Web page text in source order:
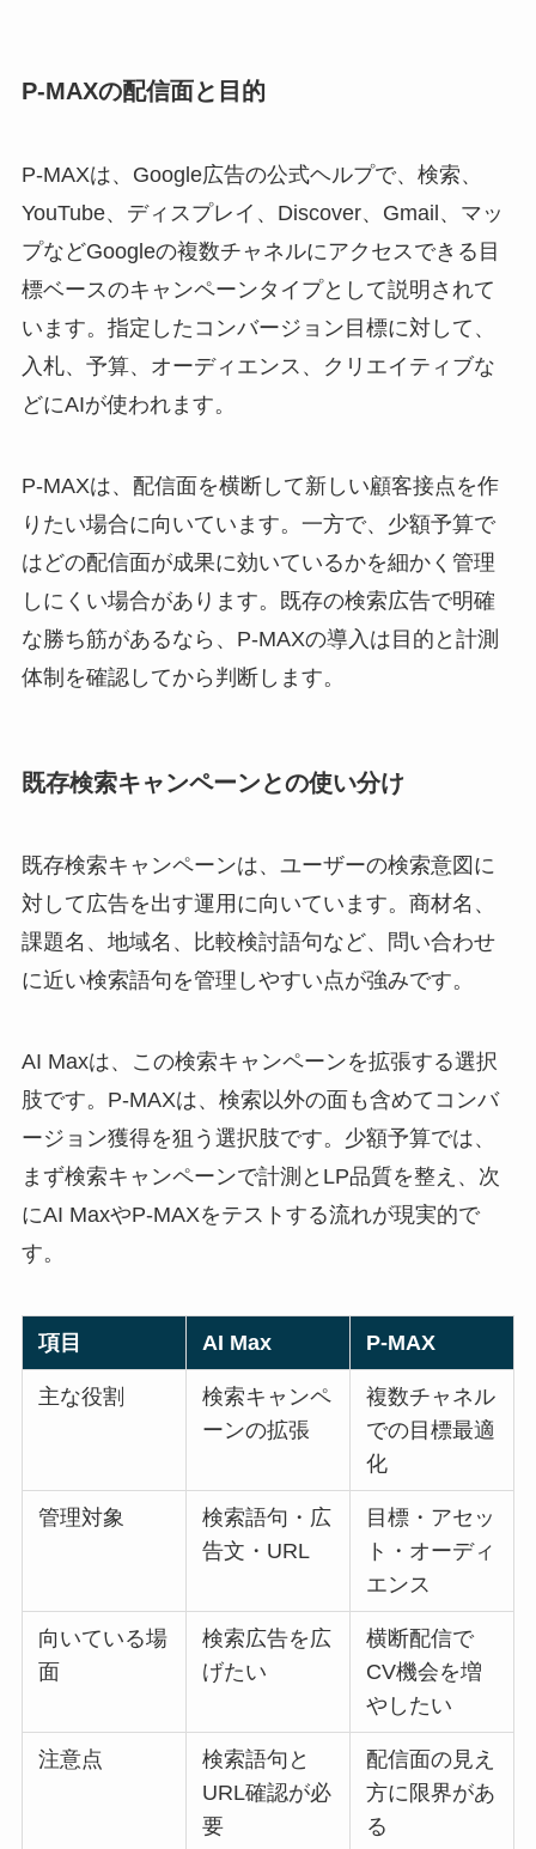
P-MAXの配信面と目的
P-MAXは、Google広告の公式ヘルプで、検索、
YouTube、ディスプレイ、Discover、Gmail、マッ
プなどGoogleの複数チャネルにアクセスできる目
標ベースのキャンペーンタイプとして説明されて
います。指定したコンバージョン目標に対して、
入札、予算、オーディエンス、クリエイティブな
どにAIが使われます。
P-MAXは、配信面を横断して新しい顧客接点を作
りたい場合に向いています。一方で、少額予算で
はどの配信面が成果に効いているかを細かく管理
しにくい場合があります。既存の検索広告で明確
な勝ち筋があるなら、P-MAXの導入は目的と計測
体制を確認してから判断します。
既存検索キャンペーンとの使い分け
既存検索キャンペーンは、ユーザーの検索意図に
対して広告を出す運用に向いています。商材名、
課題名、地域名、比較検討語句など、問い合わせ
に近い検索語句を管理しやすい点が強みです。
AI Maxは、この検索キャンペーンを拡張する選択
肢です。P-MAXは、検索以外の面も含めてコンバ
ージョン獲得を狙う選択肢です。少額予算では、
まず検索キャンペーンで計測とLP品質を整え、次
にAI MaxやP-MAXをテストする流れが現実的で
す。
項目 AI Max P-MAX
主な役割
検索キャンペ
ーンの拡張
複数チャネル
での目標最適
化
管理対象
検索語句・広
告文・URL
目標・アセッ
ト・オーディ
エンス
向いている場
面
検索広告を広
げたい
横断配信で
CV機会を増
やしたい
注意点
検索語句と
URL確認が必
要
配信面の見え
方に限界があ
る